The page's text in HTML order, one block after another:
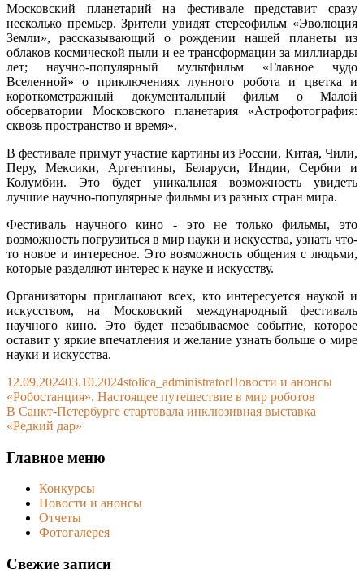
Московский планетарий на фестивале представит сразу
несколько премьер. Зрители увидят стереофильм «Эволюция
Земли», рассказывающий о рождении нашей планеты из
облаков космической пыли и ее трансформации за миллиарды
лет; научно-популярный мультфильм «Главное чудо
Вселенной» о приключениях лунного робота и цветка и
короткометражный документальный фильм о Малой
обсерватории Московского планетария «Астрофотография:
сквозь пространство и время».
В фестивале примут участие картины из России, Китая, Чили,
Перу, Мексики, Аргентины, Беларуси, Индии, Сербии и
Колумбии. Это будет уникальная возможность увидеть
лучшие научно-популярные фильмы из разных стран мира.
Фестиваль научного кино - это не только фильмы, это
возможность погрузиться в мир науки и искусства, узнать что-
то новое и интересное. Это возможность общения с людьми,
которые разделяют интерес к науке и искусству.
Организаторы приглашают всех, кто интересуется наукой и
искусством, на Московский международный фестиваль
научного кино. Это будет незабываемое событие, которое
оставит у яркие впечатления и желание узнать больше о мире
науки и искусства.
Published
on
12.09.202403.10.2024Author
stolica_administratorCategories
Новости и анонсы
Навигация
по
Previous
article:
«Робостанция». Настоящее путешествие в мир роботов
Next
article:
В Санкт-Петербурге стартовала инклюзивная выставка
«Редкий дар»
Main
Sidebar
Главное меню
Конкурсы
Новости и анонсы
Отчеты
Фотогалерея
Свежие записи